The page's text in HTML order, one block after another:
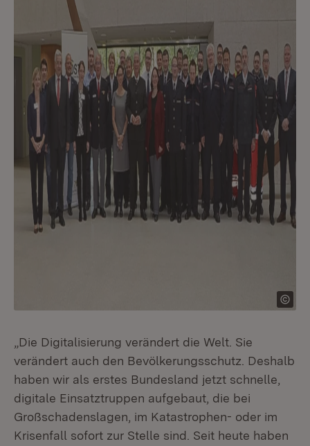
„Die Digitalisierung verändert die Welt. Sie
verändert auch den Bevölkerungsschutz. Deshalb
haben wir als erstes Bundesland jetzt schnelle,
digitale Einsatztruppen aufgebaut, die bei
Großschadenslagen, im Katastrophen- oder im
Krisenfall sofort zur Stelle sind. Seit heute haben